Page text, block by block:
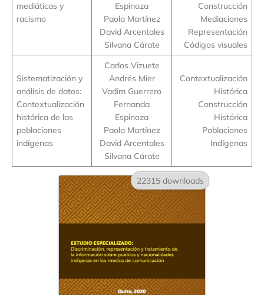
mediáticas y
racismo
Espinoza
Paola Martínez
David Arcentales
Silvana Cárate
Construcción
Mediaciones
Representación
Códigos visuales
Sistematización y
análisis de datos:
Contextualización
histórica de las
poblaciones
indígenas
Carlos Vizuete
Andrés Mier
Vadim Guerrero
Fernanda
Espinoza
Paola Martínez
David Arcentales
Silvana Cárate
Contextualización
Histórica
Construcción
Histórica
Poblaciones
Indígenas
22315 downloads